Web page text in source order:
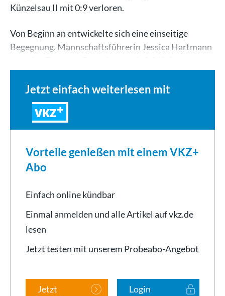
Künzelsau II mit 0:9 verloren.
Von Beginn an entwickelte sich eine einseitige
Begegnung. Mannschaftsführerin Jessica Hartmann
Jetzt einfach weiterlesen mit
VKZ
Vorteile genießen mit einem VKZ+
Abo
Einfach online kündbar
Einmal anmelden und alle Artikel auf vkz.de
lesen
Jetzt testen mit unserem Probeabo-Angebot
Jetzt
Login